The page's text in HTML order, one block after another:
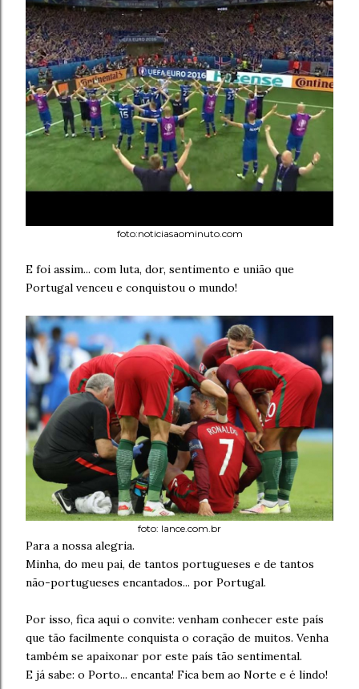
foto:noticiasaominuto.com
E foi assim... com luta, dor, sentimento e união que
Portugal venceu e conquistou o mundo!
foto: lance.com.br
Para a nossa alegria.
Minha, do meu pai, de tantos portugueses e de tantos
não-portugueses encantados... por Portugal.
Por isso, fica aqui o convite: venham conhecer este país
que tão facilmente conquista o coração de muitos. Venha
também se apaixonar por este país tão sentimental.
E já sabe: o Porto... encanta! Fica bem ao Norte e é lindo!